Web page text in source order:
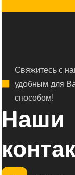
Свяжитесь с
удобным для
способом!
Наши